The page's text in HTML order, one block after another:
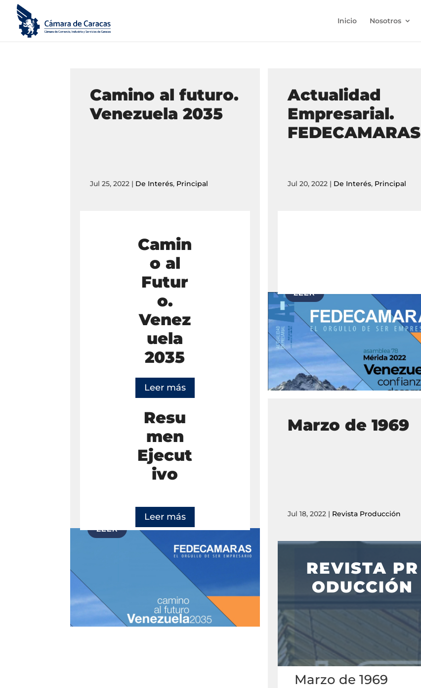
Inicio Nosotros
Camino al futuro.
Venezuela 2035
Jul 25, 2022 | De Interés, Principal
Camin
o al
Futur
o.
Venez
uela
2035
Leer más
Resu
men
Ejecut
ivo
Leer más
Actualidad
Empresarial.
FEDECAMARAS
Jul 20, 2022| De Interés, Principal
Marzo de 1969
Jul 18, 2022| Revista Producción
REVISTA PR
ODUCCIÓN
Marzo de 1969